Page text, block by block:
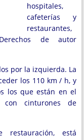
hospitales,
cafeterías y
restaurantes,
de autor
por la izquierda. La
los 110 km / h, y
los que están en el
con cinturones de
restauración, está